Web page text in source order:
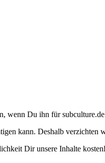
wenn Du ihn für subculture.de
kann. Deshalb
Dir unsere Inhalte